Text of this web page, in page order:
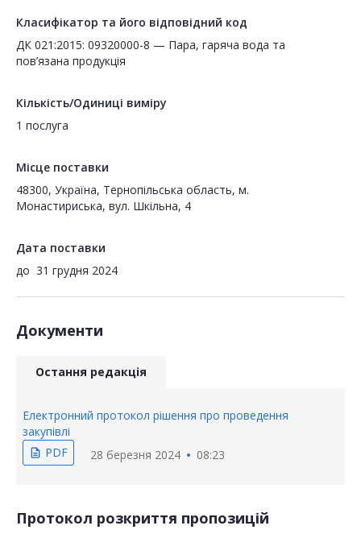
Класифікатор та його відповідний код
ДК 021:2015: 09320000-8 — Пара, гаряча вода та
пов’язана продукція
Кількість/Одиниці виміру
1 послуга
Місце поставки
48300, Україна, Тернопільська область, м.
Монастириська, вул. Шкільна, 4
Дата поставки
до 31 грудня 2024
Документи
Остання редакція
Електронний протокол рішення про проведення
закупівлі
description PDF 28 березня 2024 08:23
Протокол розкриття пропозицій